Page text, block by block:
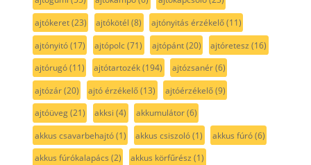
ajtókeret(23) ajtókötél (8) ajtónyitás érzékelő(11)
ajtónyitó(17) ajtópolc(71) ajtópánt(20) ajtóretesz (16)
ajtórugó(11) ajtótartozék(194) ajtózsanér(6)
ajtózár(20) ajtó érzékelő(13) ajtóérzékelő(9)
ajtóüveg(21) akksi (4) akkumulátor(6)
akkus csavarbehajtó(1) akkus csiszoló(1) akkus fúró(6)
akkus fúrókalapács (2) akkus körfűrész (1)